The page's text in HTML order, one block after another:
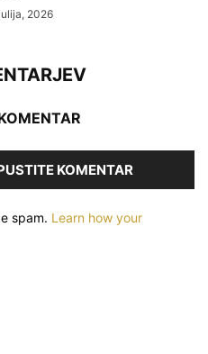
2026
KOMENTAR
spam. Learn how your